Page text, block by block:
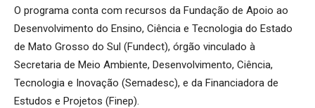
O programa conta com recursos da Fundação de Apoio ao
Desenvolvimento do Ensino, Ciência e Tecnologia do Estado
de Mato Grosso do Sul (Fundect), órgão vinculado à
Secretaria de Meio Ambiente, Desenvolvimento, Ciência,
Tecnologia e Inovação (Semadesc), e da Financiadora de
Estudos e Projetos (Finep).